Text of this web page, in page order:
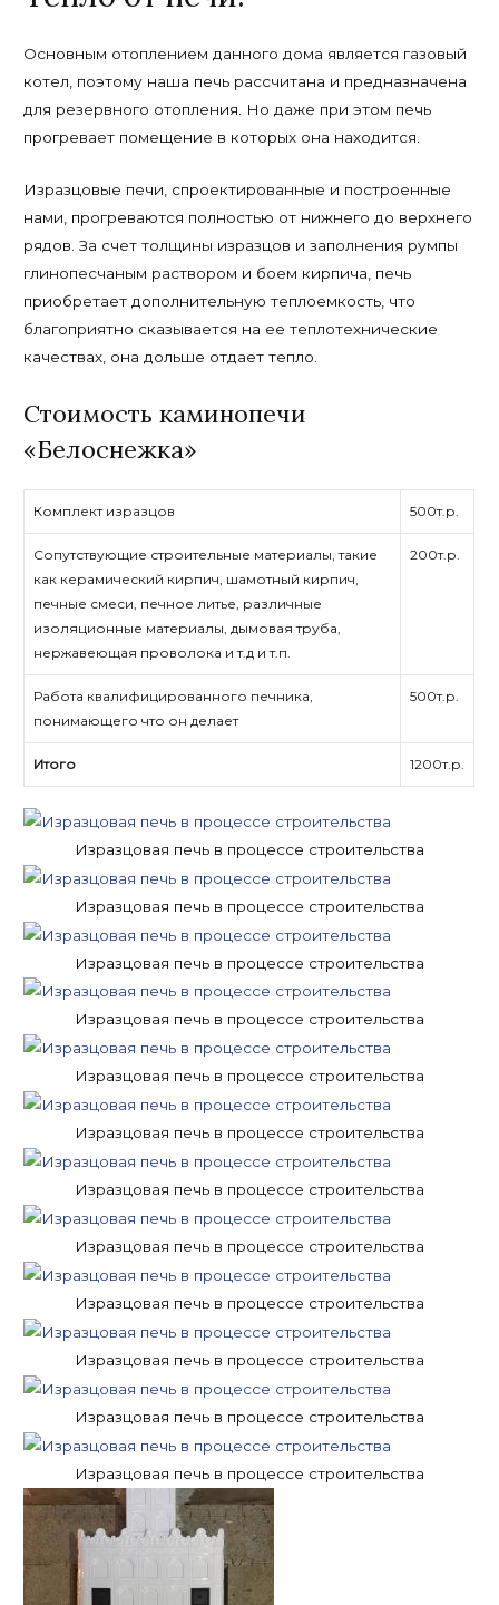
Основным отоплением данного дома является газовый
котел, поэтому наша печь рассчитана и предназначена
для резервного отопления. Но даже при этом печь
прогревает помещение в которых она находится.
Изразцовые печи, спроектированные и построенные
нами, прогреваются полностью от нижнего до верхнего
рядов. За счет толщины изразцов и заполнения румпы
глинопесчаным раствором и боем кирпича, печь
приобретает дополнительную теплоемкость, что
благоприятно сказывается на ее теплотехнические
качествах, она дольше отдает тепло.
Стоимость каминопечи
«Белоснежка»
Комплект изразцов 500т.р.
Сопутствующие строительные материалы, такие
как керамический кирпич, шамотный кирпич,
печные смеси, печное литье, различные
изоляционные материалы, дымовая труба,
нержавеющая проволока и т.д и т.п.
200т.р.
Работа квалифицированного печника,
понимающего что он делает
500т.р.
Итого 1200т.р.
Изразцовая печь в процессе строительства
Изразцовая печь в процессе строительства
Изразцовая печь в процессе строительства
Изразцовая печь в процессе строительства
Изразцовая печь в процессе строительства
Изразцовая печь в процессе строительства
Изразцовая печь в процессе строительства
Изразцовая печь в процессе строительства
Изразцовая печь в процессе строительства
Изразцовая печь в процессе строительства
Изразцовая печь в процессе строительства
Изразцовая печь в процессе строительства